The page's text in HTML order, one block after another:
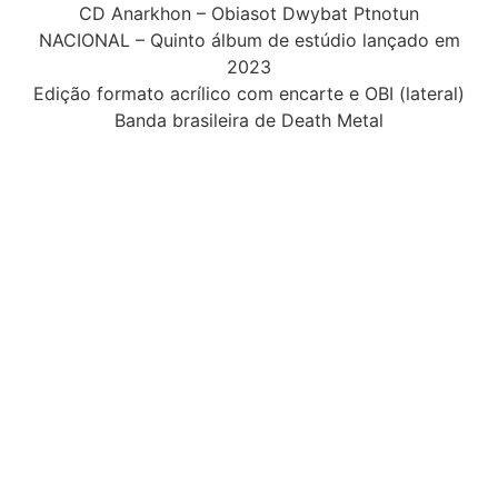
CD Anarkhon – Obiasot Dwybat Ptnotun
NACIONAL – Quinto álbum de estúdio lançado em
2023
Edição formato acrílico com encarte e OBI (lateral)
Banda brasileira de Death Metal